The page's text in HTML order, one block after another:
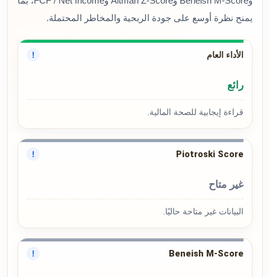
يمنح نظرة أوسع على جودة الربحية والمخاطر المحتملة.
الأداء العام !
رائع
قراءة إيجابية للصحة المالية.
Piotroski Score
!
غير متاح
البيانات غير متاحة حاليًا.
Beneish M-Score
!